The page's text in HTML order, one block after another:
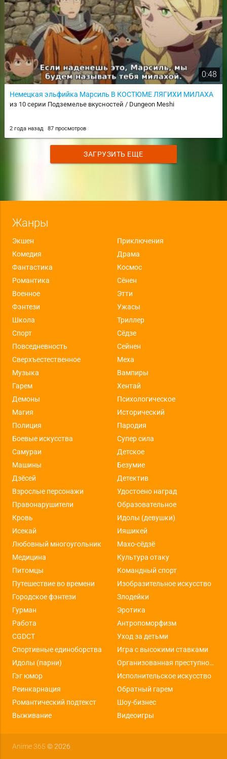
0:48
Немецкая эльфийка Марсиль В КОСТЮМЕ ЛЯГИХИ МИЛАХА
из 10 серии Подземелье вкусностей / Dungeon Meshi
2 года назад 87 просмотров
ЗАГРУЗИТЬ ЕЩЕ
Жанры
Экшен
Приключения
Комедия
Драма
Фантастика
Космос
Романтика
Сёнен
Военное
Этти
Фэнтези
Ужасы
Школа
Триллер
Спорт
Сёдзе
Повседневность
Сейнен
Сверхъестественное
Меха
Музыка
Вампиры
Гарем
Хентай
Демоны
Психологическое
Магия
Исторический
Полиция
Пародия
Боевые искусства
Супер сила
Самураи
Детское
Машины
Безумие
Дзёсей
Детектив
Взрослые персонажи
Удостоено наград
Правонарушители
Образовательное
Кровь
Идолы (девушки)
Исекай
Ияшикей
Любовный многоугольник
Махо-сёдзё
Медицина
Культура отаку
Питомцы
Командный спорт
Путешествие во времени
Изобразительное искусство
Городское фэнтези
Злодейки
Гурман
Эротика
Работа
Антропоморфизм
CGDCT
Уход за детьми
Спортивные единоборства
Игра с высокими ставками
Идолы (парни)
Организованная преступность
Гэг юмор
Исполнительское искусство
Реинкарнация
Обратный гарем
Романтический подтекст
Шоу-бизнес
Выживание
Видеоигры
Anime 365 © 2026